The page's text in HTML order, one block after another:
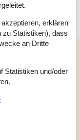
erklären
zu Statistiken), dass
an Dritte
Statistiken und/oder